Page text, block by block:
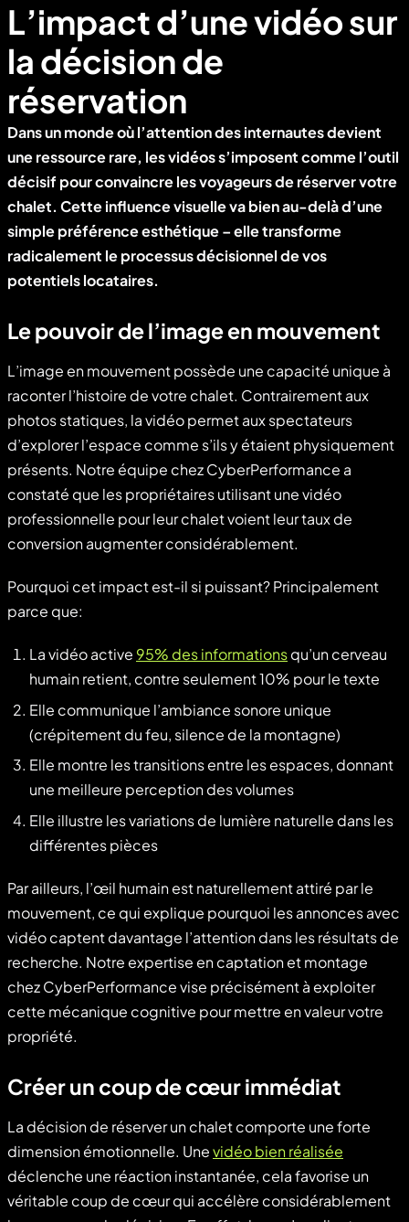
L’impact d’une vidéo sur
la décision de
réservation
Dans un monde où l’attention des internautes devient
une ressource rare, les vidéos s’imposent comme l’outil
décisif pour convaincre les voyageurs de réserver votre
chalet. Cette influence visuelle va bien au-delà d’une
simple préférence esthétique – elle transforme
radicalement le processus décisionnel de vos
potentiels locataires.
Le pouvoir de l’image en mouvement
L’image en mouvement possède une capacité unique à
raconter l’histoire de votre chalet. Contrairement aux
photos statiques, la vidéo permet aux spectateurs
d’explorer l’espace comme s’ils y étaient physiquement
présents. Notre équipe chez CyberPerformance a
constaté que les propriétaires utilisant une vidéo
professionnelle pour leur chalet voient leur taux de
conversion augmenter considérablement.
Pourquoi cet impact est-il si puissant? Principalement
parce que:
La vidéo active 95% des informationsqu’un cerveau
humain retient, contre seulement 10% pour le texte
Elle communique l’ambiance sonore unique
(crépitement du feu, silence de la montagne)
Elle montre les transitions entre les espaces, donnant
une meilleure perception des volumes
Elle illustre les variations de lumière naturelle dans les
différentes pièces
Par ailleurs, l’œil humain est naturellement attiré par le
mouvement, ce qui explique pourquoi les annonces avec
vidéo captent davantage l’attention dans les résultats de
recherche. Notre expertise en captation et montage
chez CyberPerformance vise précisément à exploiter
cette mécanique cognitive pour mettre en valeur votre
propriété.
Créer un coup de cœur immédiat
La décision de réserver un chalet comporte une forte
dimension émotionnelle. Unevidéo bien réalisée
déclenche une réaction instantanée, cela favorise un
véritable coup de cœur qui accélère considérablement